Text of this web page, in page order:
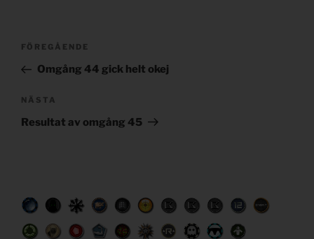
Post
Föregående
inlägg
FÖREGÅENDE
Omgång 44 gick helt okej
Nästa
inlägg
NÄSTA
Resultat av omgång 45